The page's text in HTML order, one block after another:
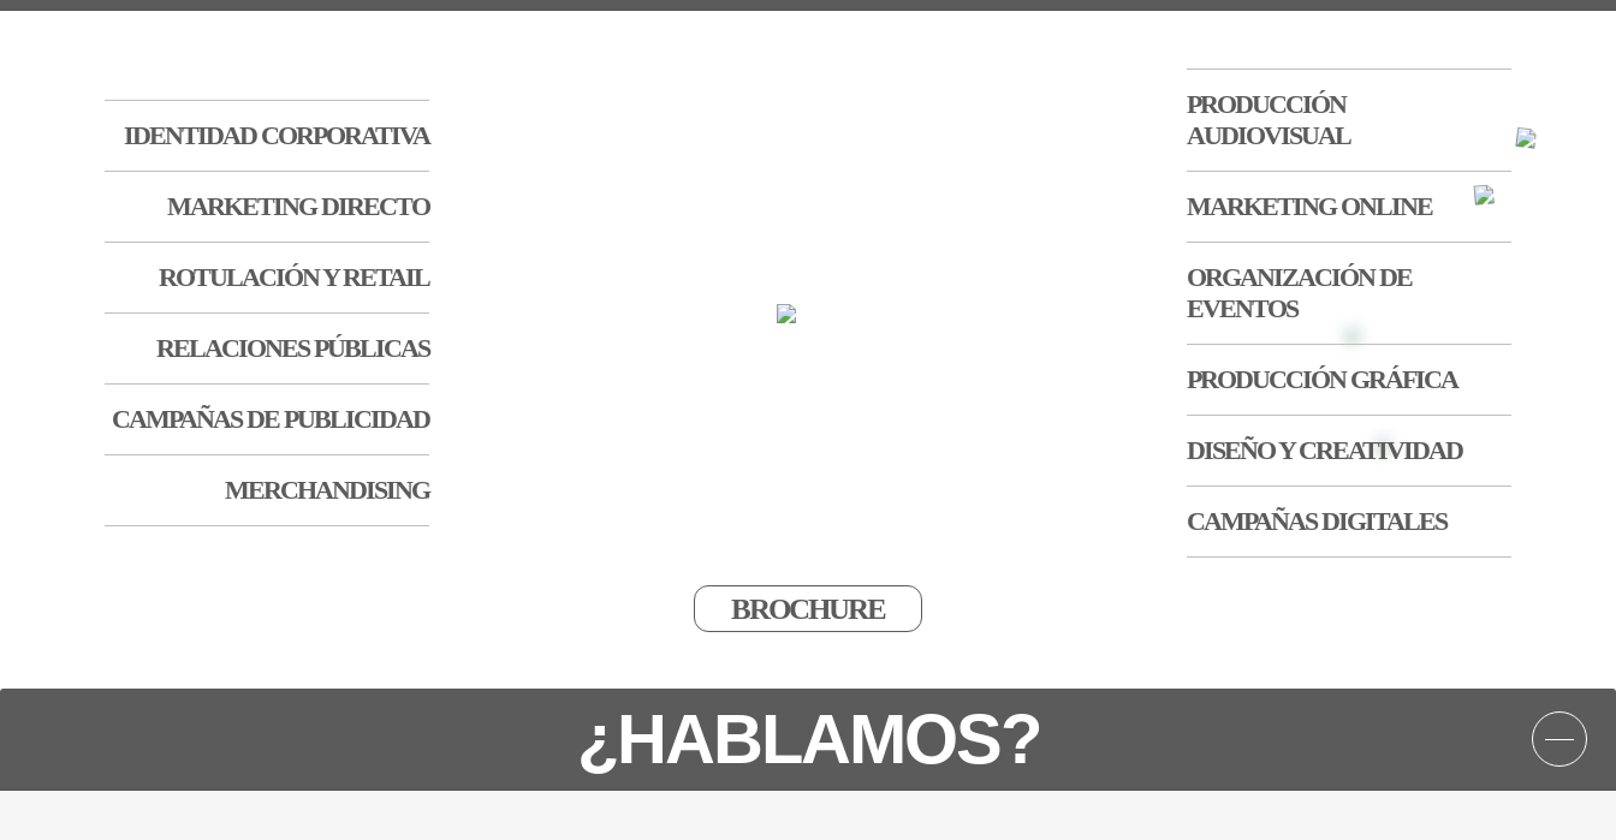
IDENTIDAD CORPORATIVA
MARKETING DIRECTO
ROTULACIÓN Y RETAIL
RELACIONES PÚBLICAS
CAMPAÑAS DE PUBLICIDAD
MERCHANDISING
PRODUCCIÓN
AUDIOVISUAL
MARKETING ONLINE
ORGANIZACIÓN DE
EVENTOS
PRODUCCIÓN GRÁFICA
DISEÑO Y CREATIVIDAD
CAMPAÑAS DIGITALES
BROCHURE
¿HABLAMOS?